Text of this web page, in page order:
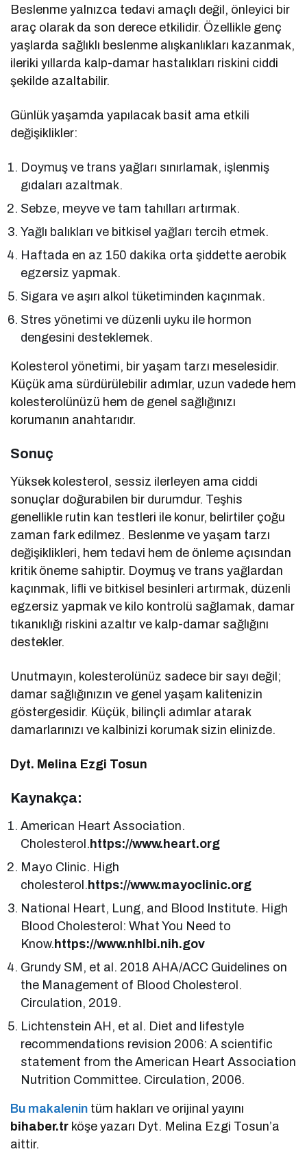
Beslenme yalnızca tedavi amaçlı değil, önleyici bir
araç olarak da son derece etkilidir. Özellikle genç
yaşlarda sağlıklı beslenme alışkanlıkları kazanmak,
ileriki yıllarda kalp-damar hastalıkları riskini ciddi
şekilde azaltabilir.
Günlük yaşamda yapılacak basit ama etkili
değişiklikler:
Doymuş ve trans yağları sınırlamak, işlenmiş
gıdaları azaltmak.
Sebze, meyve ve tam tahılları artırmak.
Yağlı balıkları ve bitkisel yağları tercih etmek.
Haftada en az 150 dakika orta şiddette aerobik
egzersiz yapmak.
Sigara ve aşırı alkol tüketiminden kaçınmak.
Stres yönetimi ve düzenli uyku ile hormon
dengesini desteklemek.
Kolesterol yönetimi, bir yaşam tarzı meselesidir.
Küçük ama sürdürülebilir adımlar, uzun vadede hem
kolesterolünüzü hem de genel sağlığınızı
korumanın anahtarıdır.
Sonuç
Yüksek kolesterol, sessiz ilerleyen ama ciddi
sonuçlar doğurabilen bir durumdur. Teşhis
genellikle rutin kan testleri ile konur, belirtiler çoğu
zaman fark edilmez. Beslenme ve yaşam tarzı
değişiklikleri, hem tedavi hem de önleme açısından
kritik öneme sahiptir. Doymuş ve trans yağlardan
kaçınmak, lifli ve bitkisel besinleri artırmak, düzenli
egzersiz yapmak ve kilo kontrolü sağlamak, damar
tıkanıklığı riskini azaltır ve kalp-damar sağlığını
destekler.
Unutmayın, kolesterolünüz sadece bir sayı değil;
damar sağlığınızın ve genel yaşam kalitenizin
göstergesidir. Küçük, bilinçli adımlar atarak
damarlarınızı ve kalbinizi korumak sizin elinizde.
Dyt. Melina Ezgi Tosun
Kaynakça:
American Heart Association.
Cholesterol.https://www.heart.org
Mayo Clinic. High
cholesterol.https://www.mayoclinic.org
National Heart, Lung, and Blood Institute. High
Blood Cholesterol: What You Need to
Know.https://www.nhlbi.nih.gov
Grundy SM, et al. 2018 AHA/ACC Guidelines on
the Management of Blood Cholesterol.
Circulation, 2019.
Lichtenstein AH, et al. Diet and lifestyle
recommendations revision 2006: A scientific
statement from the American Heart Association
Nutrition Committee. Circulation, 2006.
Bu makalenin tüm hakları ve orijinal yayını
bihaber.tr köşe yazarı Dyt. Melina Ezgi Tosun’a
aittir.